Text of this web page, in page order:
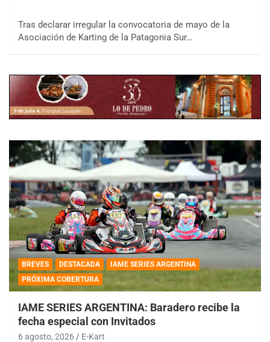
Tras declarar irregular la convocatoria de mayo de la
Asociación de Karting de la Patagonia Sur…
BREVES DESTACADA
IAME SERIES ARGENTINA
PRÓXIMA COBERTURA
IAME SERIES ARGENTINA: Baradero recibe la
fecha especial con Invitados
6 agosto, 2026 E-Kart